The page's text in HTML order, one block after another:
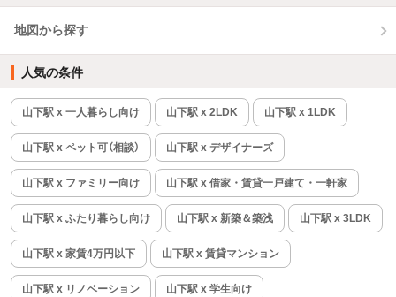
地図から探す
人気の条件
山下駅 x 一人暮らし向け 山下駅 x 2LDK 山下駅 x 1LDK
山下駅 x ペット可（相談） 山下駅 x デザイナーズ
山下駅 x ファミリー向け 山下駅 x 借家・賃貸一戸建て・一軒家
山下駅 x ふたり暮らし向け 山下駅 x 新築＆築浅 山下駅 x 3LDK
山下駅 x 家賃4万円以下 山下駅 x 賃貸マンション
山下駅 x リノベーション 山下駅 x 学生向け